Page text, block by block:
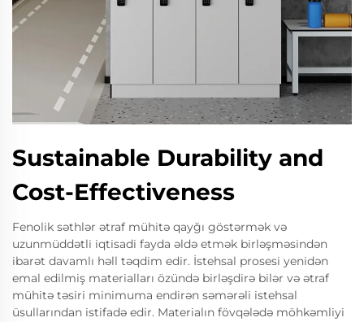
Sustainable Durability and
Cost-Effectiveness
Fenolik səthlər ətraf mühitə qayğı göstərmək və
uzunmüddətli iqtisadi fayda əldə etmək birləşməsindən
ibarət davamlı həll təqdim edir. İstehsal prosesi yenidən
emal edilmiş materialları özündə birləşdirə bilər və ətraf
mühitə təsiri minimuma endirən səmərəli istehsal
üsullarından istifadə edir. Materialın fövqələdə möhkəmliyi